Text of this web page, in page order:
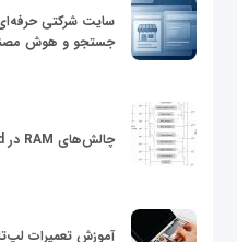
سایت شرکتی
جستجو و هوش
چالش‌های RAM در Workloadهای محاسباتی HPC
آموزش تعمیرات